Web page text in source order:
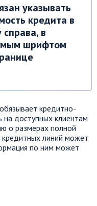
указывать
кредита в
справа, в
шрифтом
кредитно-
доступных клиентам
о размерах полной
кредитных линий может
по ним может